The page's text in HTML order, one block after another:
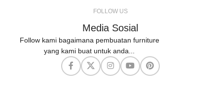
FOLLOW US
Media Sosial
Follow kami bagaimana pembuatan furniture
yang kami buat untuk anda...